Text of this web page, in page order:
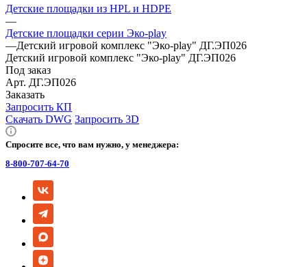
Детские площадки из HPL и HDPE
—
Детские площадки серии Эко-play
—Детский игровой комплекс "Эко-play" ДГ.ЭП026
Детский игровой комплекс "Эко-play" ДГ.ЭП026
Под заказ
Арт. ДГ.ЭП026
Заказать
Запросить КП
Скачать DWG Запросить 3D
Спросите все, что вам нужно, у менеджера:
8-800-707-64-70